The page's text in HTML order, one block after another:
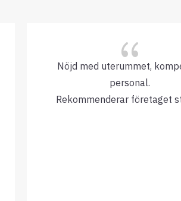
{
Nöjd med uterummet,
personal.
Rekommenderar företaget